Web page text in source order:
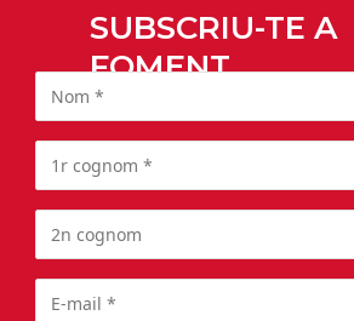
SUBSCRIU-TE A
FOMENT